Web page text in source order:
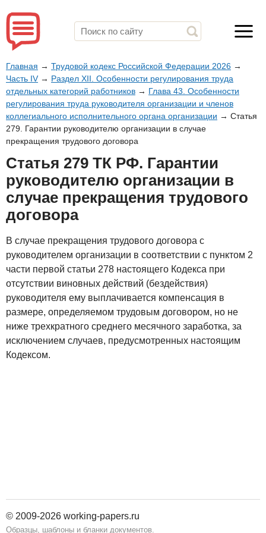
Главная → Трудовой кодекс Российской Федерации 2026 →
Часть IV→ Раздел XII. Особенности регулирования труда
отдельных категорий работников → Глава 43. Особенности
регулирования труда руководителя организации и членов
коллегиального исполнительного органа организации → Статья
279. Гарантии руководителю организации в случае
прекращения трудового договора
Статья 279 ТК РФ. Гарантии
руководителю организации в
случае прекращения трудового
договора
В случае прекращения трудового договора с
руководителем организации в соответствии с пунктом 2
части первой статьи 278 настоящего Кодекса при
отсутствии виновных действий (бездействия)
руководителя ему выплачивается компенсация в
размере, определяемом трудовым договором, но не
ниже трехкратного среднего месячного заработка, за
исключением случаев, предусмотренных настоящим
Кодексом.
© 2009-2026 working-papers.ru
Образцы, шаблоны и бланки документов.